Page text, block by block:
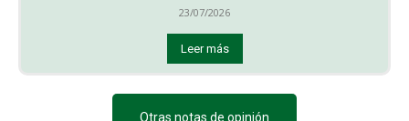
23/07/2026
Leer más
Otras notas de opinión